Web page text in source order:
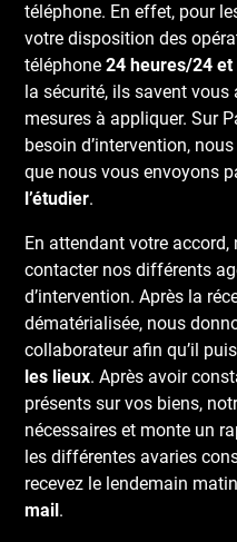
téléphone. En effet, pour
votre disposition des
téléphone24 heures/24
la sécurité, ils savent
mesures à appliquer. Sur
besoin d’intervention,
que nous vous envoyons
l’étudier.
En attendant votre
contacter nos différents
d’intervention. Après la
dématérialisée, nous
collaborateur afin qu’il
les lieux. Après avoir
présents sur vos biens,
nécessaires et monte un
les différentes avaries
recevez le lendemain
mail .